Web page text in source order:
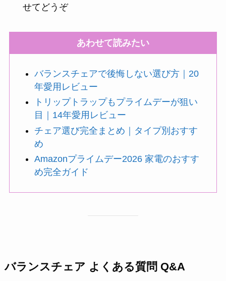
せてどうぞ
あわせて読みたい
バランスチェアで後悔しない選び方｜20
年愛用レビュー
トリップトラップもプライムデーが狙い
目｜14年愛用レビュー
チェア選び完全まとめ｜タイプ別おすす
め
Amazonプライムデー2026 家電のおすす
め完全ガイド
バランスチェア よくある質問 Q&A